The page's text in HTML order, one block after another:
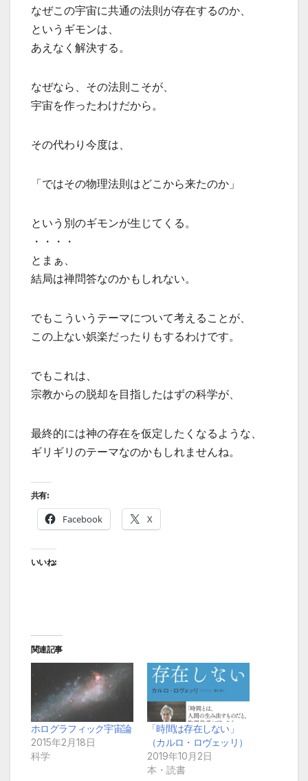
なぜこの宇宙に共通の法則が存在するのか、
というギモンは、
あえなく解決する。
なぜなら、その法則こそが、
宇宙を作ったわけだから。
その代わり今度は、
「ではその物理法則はどこから来たのか」
という別のギモンが生じてくる。
・・・・
とまぁ、
結局は禅問答なのかもしれない。
でもこういうテーマについて考えることが、
この上ない娯楽だったりもするわけです。
でもこれは、
宗教からの脱却を目指したはずの科学が、
最終的には神の存在を仮定したくなるような、
ギリギリのテーマなのかもしれませんね。
共有:
Facebook X
いいね:
関連記事
ホログラフィック宇宙論
2015年2月18日
科学
「時間は存在しない」
（カルロ・ロヴェッリ）
2019年10月2日
本・読書